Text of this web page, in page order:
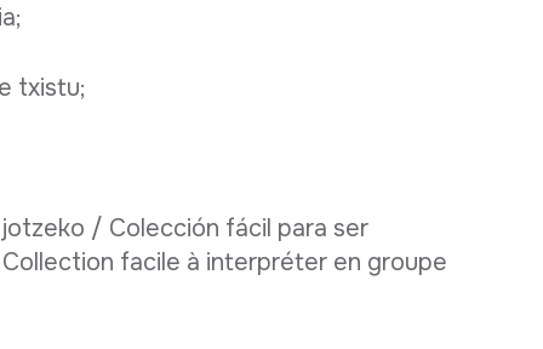
txistu;
/ Colección fácil para ser
facile à interpréter en groupe